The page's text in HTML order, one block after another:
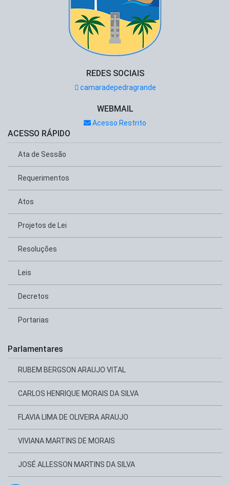
REDES SOCIAIS
camaradepedragrande
WEBMAIL
Acesso Restrito
ACESSO RÁPIDO
Ata de Sessão
Requerimentos
Atos
Projetos de Lei
Resoluções
Leis
Decretos
Portarias
Parlamentares
RUBEM BERGSON ARAUJO VITAL
CARLOS HENRIQUE MORAIS DA SILVA
FLAVIA LIMA DE OLIVEIRA ARAUJO
VIVIANA MARTINS DE MORAIS
JOSÉ ALLESSON MARTINS DA SILVA